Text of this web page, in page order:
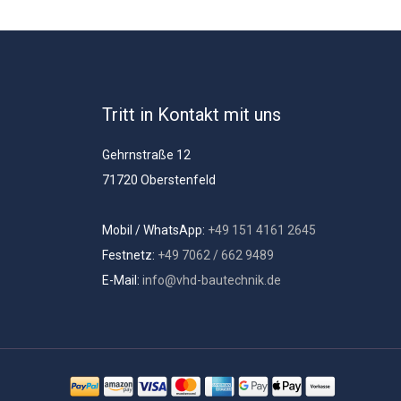
Tritt in Kontakt mit uns
Gehrnstraße 12
71720 Oberstenfeld
Mobil / WhatsApp: +49 151 4161 2645
Festnetz: +49 7062 / 662 9489
E-Mail: info@vhd-bautechnik.de